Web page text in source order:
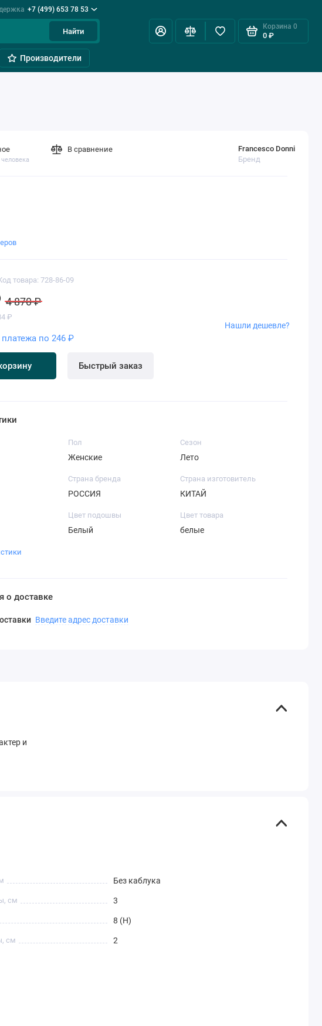
+7 (499) 653 78 53
Найти
Корзина 0
0 ₽
Производители
товара: 728-86-09
Francesco Donni
Бренд
4 870 ₽
₽
платежа по 246 ₽
Быстрый заказ
Нашли дешевле?
В сравнение
Пол
Женские
Сезон
Лето
Страна бренда
РОССИЯ
Страна изготовитель
КИТАЙ
Цвет подошвы
Белый
Цвет товара
белые
о доставке
Введите адрес доставки
и
Без каблука
см 3
8 (H)
см 2